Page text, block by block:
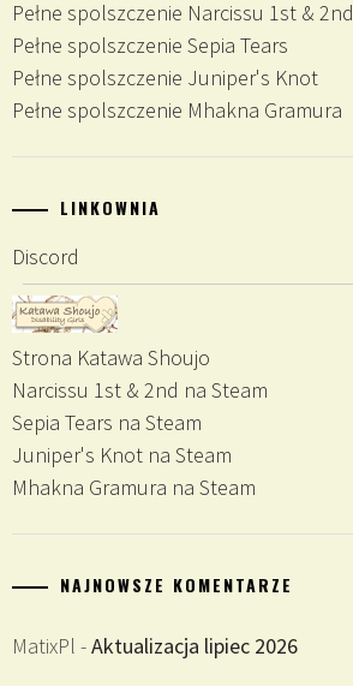
Pełne spolszczenie Narcissu 1st & 2nd
Pełne spolszczenie Sepia Tears
Pełne spolszczenie Juniper's Knot
Pełne spolszczenie Mhakna Gramura
LINKOWNIA
Discord
Strona Katawa Shoujo
Narcissu 1st & 2nd na Steam
Sepia Tears na Steam
Juniper's Knot na Steam
Mhakna Gramura na Steam
NAJNOWSZE KOMENTARZE
MatixPl -Aktualizacja lipiec 2026